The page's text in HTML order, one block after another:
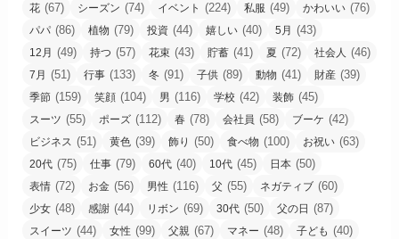
花 (67) シーズン (74) イベント (224) 私服 (49) かわいい (76)
パパ (86) 植物 (79) 投資 (44) 嬉しい (40) 5月 (43)
12月 (49) 持つ (57) 花束 (43) 貯蓄 (41) 夏 (72) 社会人 (46)
7月 (51) 行事 (133) 冬 (91) 子供 (89) 動物 (41) 財産 (39)
季節 (159) 笑顔 (104) 男 (116) 学校 (42) 装飾 (45)
スーツ (55) ポーズ (112) 春 (78) 会社員 (58) ブーケ (42)
ビジネス (51) 黄色 (39) 飾り (50) 食べ物 (100) お祝い (63)
20代 (75) 仕事 (79) 60代 (40) 10代 (45) 日本 (50)
表情 (72) お金 (56) 男性 (116) 父 (55) ネガティブ (60)
少女 (48) 感謝 (44) リボン (69) 30代 (50) 父の日 (87)
スイーツ (44) 女性 (99) 父親 (67) マネー (48) 子ども (40)